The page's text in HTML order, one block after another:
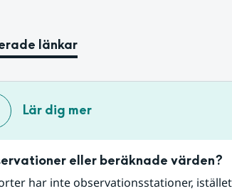
länkar
Lär dig mer
eller beräknade värden?
har inte observationsstationer,